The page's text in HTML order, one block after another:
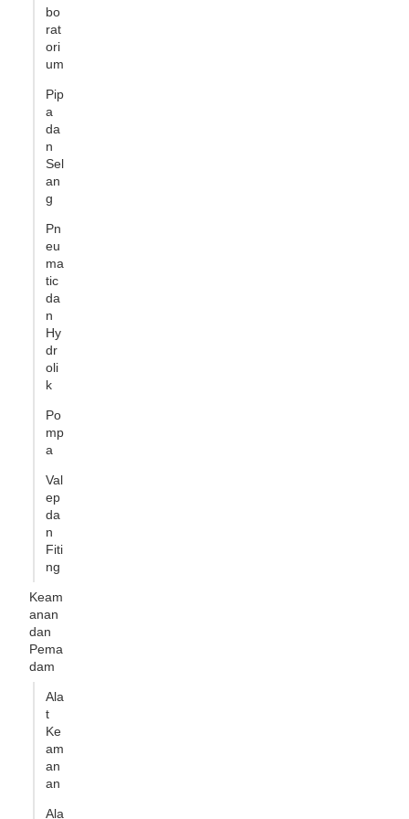
bo
rat
ori
um
Pip
a
da
n
Sel
an
g
Pn
eu
ma
tic
da
n
Hy
dr
oli
k
Po
mp
a
Val
ep
da
n
Fiti
ng
Keam
anan
dan
Pema
dam
Ala
t
Ke
am
an
an
Ala